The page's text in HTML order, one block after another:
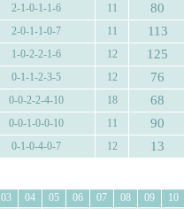
2-1-0-1-1-6 11 80
2-0-1-1-0-7 11 113
1-0-2-2-1-6 12 125
0-1-1-2-3-5 12 76
0-0-2-2-4-10 18 68
0-0-1-0-0-10 11 90
0-1-0-4-0-7 12 13
03 04 05 06 07 08 09
10